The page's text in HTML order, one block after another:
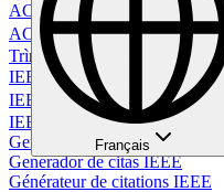
ACS 인용 생성기
ACS 引文生成器
Trình Tạo Tài Liệu Trích Dẫn
IEEE 引用生成器
IEEE引用生成器
IEEE-Zitationsgenerator
Gerador de Citações IEEE
Generador de citas IEEE
Générateur de citations IEEE
Français